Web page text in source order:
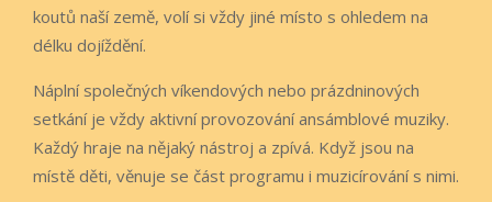
koutů naší země, volí si vždy jiné místo s ohledem na
délku dojíždění.
Náplní společných víkendových nebo prázdninových
setkání je vždy aktivní provozování ansámblové muziky.
Každý hraje na nějaký nástroj a zpívá. Když jsou na
místě děti, věnuje se část programu i muzicírování s nimi.